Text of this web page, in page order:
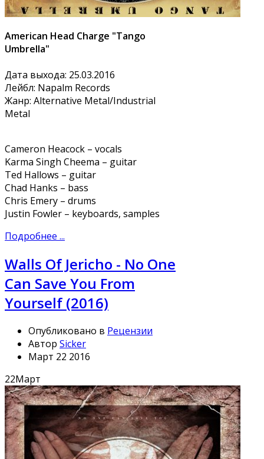
American Head Charge "Tango
Umbrella"
Дата выхода: 25.03.2016
Лейбл: Napalm Records
Жанр: Alternative Metal/Industrial
Metal
Cameron Heacock – vocals
Karma Singh Cheema – guitar
Ted Hallows – guitar
Chad Hanks – bass
Chris Emery – drums
Justin Fowler – keyboards, samples
Подробнее ...
Walls Of Jericho - No One
Can Save You From
Yourself (2016)
Опубликовано в Рецензии
Автор Sicker
Март 22 2016
22Март